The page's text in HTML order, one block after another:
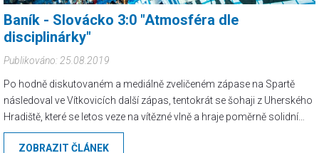
Baník - Slovácko 3:0 "Atmosféra dle
disciplinárky"
Publikováno: 25.08.2019
Po hodně diskutovaném a mediálně zveličeném zápase na Spartě
následoval ve Vítkovicích další zápas, tentokrát se šohaji z Uherského
Hradiště, které se letos veze na vítězné vlně a hraje poměrně solidní
fotbal. Slovácko nepatří mezi oblíbené týmy našeho klubu, protože v
poslední době Baník na ně nemohl najít recept a často tahal za kratší
ZOBRAZIT ČLÁNEK